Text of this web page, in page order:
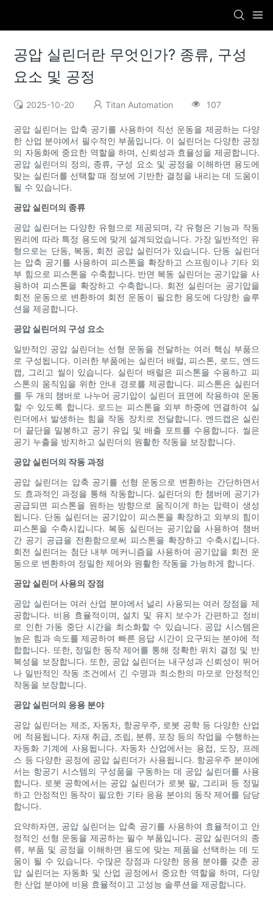
공압 실린더란 무엇인가? 종류, 구성
요소 및 공정
2025-10-20 Titan Automation 107
공압 실린더는 압축 공기를 사용하여 직선 운동을 제공하는 다양
한 산업 분야에서 필수적인 부품입니다. 이 실린더는 다양한 공정
의 자동화에 중요한 역할을 하며, 신뢰성과 효율성을 제공합니다.
공압 실린더의 정의, 종류, 구성 요소 및 공정을 이해하면 용도에
맞는 실린더를 선택할 때 정보에 기반한 결정을 내리는 데 도움이
될 수 있습니다.
공압 실린더의 종류
공압 실린더는 다양한 유형으로 제공되며, 각 유형은 기능과 작동
원리에 따라 특정 용도에 맞게 설계되었습니다. 가장 일반적인 유
형으로는 단동, 복동, 회전 공압 실린더가 있습니다. 단동 실린더
는 압축 공기를 사용하여 피스톤을 확장하고 스프링이나 기타 외
부 힘으로 피스톤을 수축합니다. 반면 복동 실린더는 공기압을 사
용하여 피스톤을 확장하고 수축합니다. 회전 실린더는 공기압을
회전 운동으로 변환하여 회전 운동이 필요한 용도에 다양한 솔루
션을 제공합니다.
공압 실린더의 구성 요소
일반적인 공압 실린더는 선형 운동을 전달하는 여러 핵심 부품으
로 구성됩니다. 이러한 부품에는 실린더 배럴, 피스톤, 로드, 엔드
캡, 그리고 씰이 있습니다. 실린더 배럴은 피스톤을 수용하고 피
스톤의 움직임을 위한 안내 경로를 제공합니다. 피스톤은 실린더
를 두 개의 챔버로 나누어 공기압이 실린더 표면에 작용하여 운동
할 수 있도록 합니다. 로드는 피스톤을 외부 하중에 연결하여 실
린더에서 발생하는 힘을 작동 장치로 전달합니다. 엔드캡은 실린
더 끝단을 밀봉하고 공기 유입 및 배출 포트를 수용합니다. 씰은
공기 누출을 방지하고 실린더의 원활한 작동을 보장합니다.
공압 실린더의 작동 과정
공압 실린더는 압축 공기를 선형 운동으로 변환하는 간단하면서
도 효과적인 과정을 통해 작동합니다. 실린더의 한 챔버에 공기가
공급되면 피스톤을 원하는 방향으로 움직이게 하는 압력이 생성
됩니다. 단동 실린더는 공기압이 피스톤을 확장하고 외부의 힘이
피스톤을 수축시킵니다. 복동 실린더는 공기압을 사용하여 챔버
간 공기 공급을 전환함으로써 피스톤을 확장하고 수축시킵니다.
회전 실린더는 첨단 내부 메커니즘을 사용하여 공기압을 회전 운
동으로 변환하여 정밀한 제어와 원활한 작동을 가능하게 합니다.
공압 실린더 사용의 장점
공압 실린더는 여러 산업 분야에서 널리 사용되는 여러 장점을 제
공합니다. 비용 효율적이며, 설치 및 유지 보수가 간편하고 정비
로 인한 가동 중단 시간을 최소화할 수 있습니다. 공압 시스템은
높은 힘과 속도를 제공하여 빠른 응답 시간이 요구되는 분야에 적
합합니다. 또한, 정밀한 동작 제어를 통해 정확한 위치 결정 및 반
복성을 보장합니다. 또한, 공압 실린더는 내구성과 신뢰성이 뛰어
나 일반적인 작동 조건에서 긴 수명과 최소한의 마모로 안정적인
작동을 보장합니다.
공압 실린더의 응용 분야
공압 실린더는 제조, 자동차, 항공우주, 로봇 공학 등 다양한 산업
에 적용됩니다. 자재 취급, 조립, 분류, 포장 등의 작업을 수행하는
자동화 기계에 사용됩니다. 자동차 산업에서는 용접, 도장, 프레
스 등 다양한 공정에 공압 실린더가 사용됩니다. 항공우주 분야에
서는 항공기 시스템의 구성품을 구동하는 데 공압 실린더를 사용
합니다. 로봇 공학에서는 공압 실린더가 로봇 팔, 그리퍼 등 정밀
하고 안정적인 동작이 필요한 기타 응용 분야의 동작 제어를 담당
합니다.
요약하자면, 공압 실린더는 압축 공기를 사용하여 효율적이고 안
정적인 선형 운동을 제공하는 필수 부품입니다. 공압 실린더의 종
류, 부품 및 공정을 이해하면 용도에 맞는 제품을 선택하는 데 도
움이 될 수 있습니다. 수많은 장점과 다양한 응용 분야를 갖춘 공
압 실린더는 자동화 및 산업 공정에서 중요한 역할을 하며, 다양
한 산업 분야에 비용 효율적이고 고성능 솔루션을 제공합니다.